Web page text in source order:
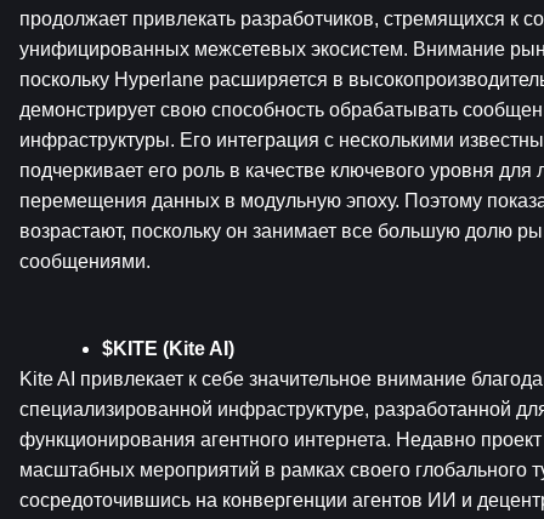
продолжает привлекать разработчиков, стремящихся к
унифицированных межсетевых экосистем. Внимание
поскольку Hyperlane расширяется в
демонстрирует свою способность обрабатывать
инфраструктуры. Его интеграция с несколькими
подчеркивает его роль в качестве ключевого уровня для
перемещения данных в модульную эпоху. Поэтому
возрастают, поскольку он занимает все большую долю
сообщениями.
$KITE (Kite AI)
Kite AI привлекает к себе значительное внимание
специализированной инфраструктуре, разработанной
функционирования агентного интернета. Недавно
масштабных мероприятий в рамках своего глобального
сосредоточившись на конвергенции агентов ИИ и